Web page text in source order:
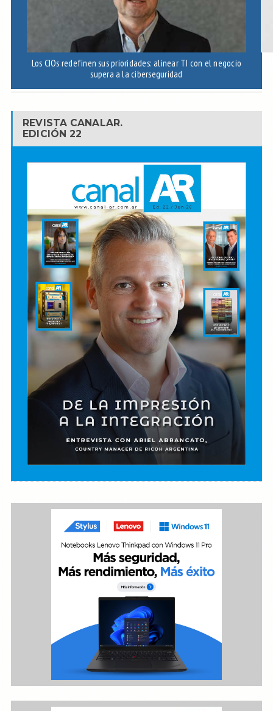
Los CIOs redefinen sus prioridades: alinear TI con el negocio
supera a la ciberseguridad
REVISTA CANALAR.
EDICIÓN 22